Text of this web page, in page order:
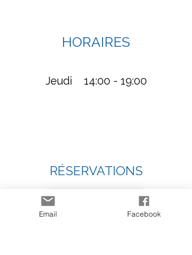
HORAIRES
​​Jeudi 14:00 - 19:00
RÉSERVATIONS
Email Facebook